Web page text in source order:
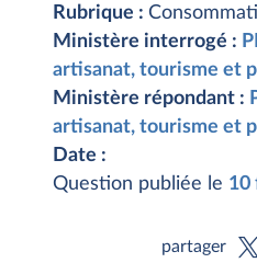
Rubrique :
Ministère interrogé :
artisanat, tourisme et
Ministère répondant :
artisanat, tourisme et
Date :
Question publiée le 10
partager